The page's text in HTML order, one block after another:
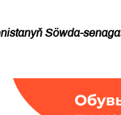
Söwda-